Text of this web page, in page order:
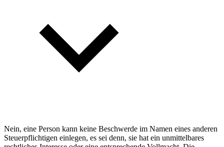
Nein, eine Person kann keine Beschwerde im Namen eines anderen
Steuerpflichtigen einlegen, es sei denn, sie hat ein unmittelbares